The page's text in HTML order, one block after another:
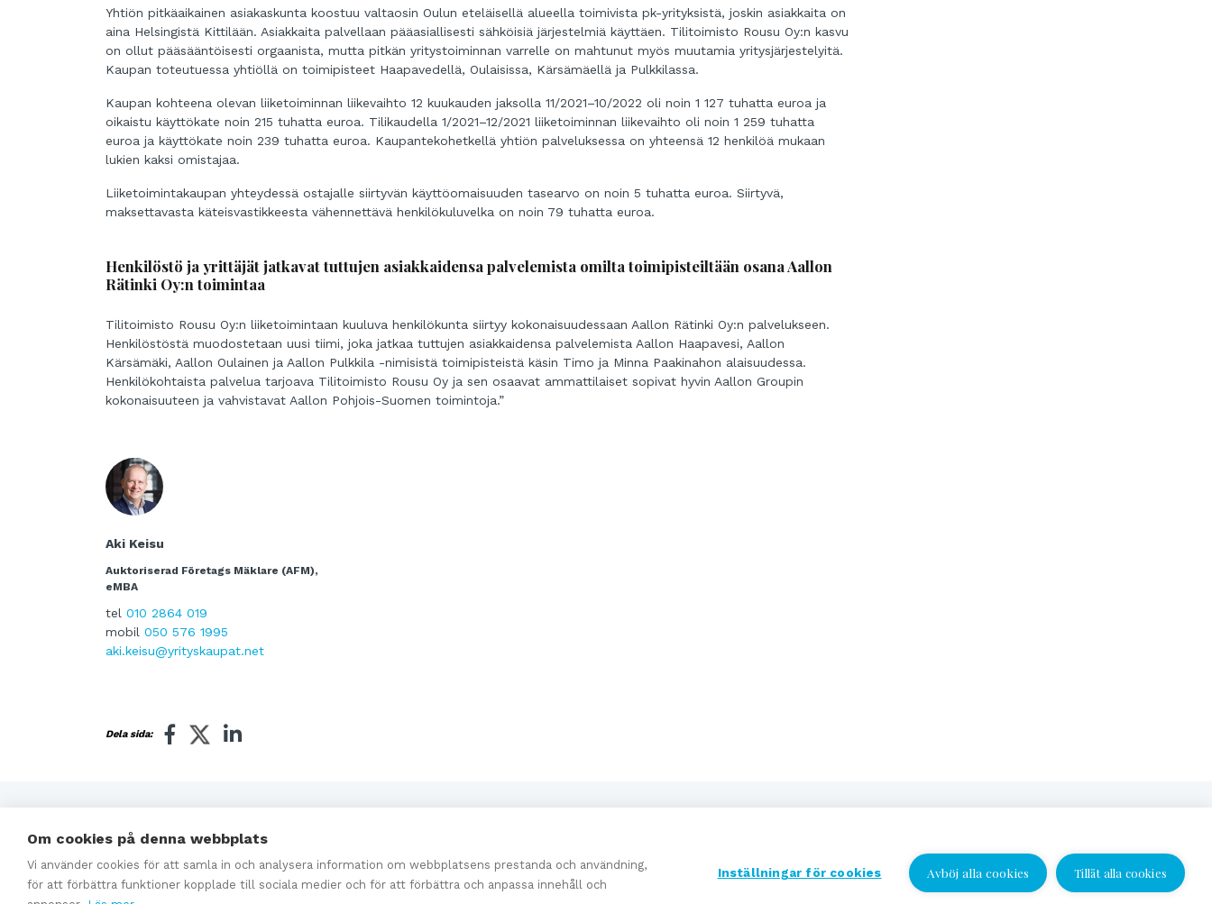
Yhtiön pitkäaikainen asiakaskunta koostuu valtaosin Oulun eteläisellä alueella toimivista pk-yrityksistä, joskin asiakkaita on
aina Helsingistä Kittilään. Asiakkaita palvellaan pääasiallisesti sähköisiä järjestelmiä käyttäen. Tilitoimisto Rousu Oy:n kasvu
on ollut pääsääntöisesti orgaanista, mutta pitkän yritystoiminnan varrelle on mahtunut myös muutamia yritysjärjestelyitä.
Kaupan toteutuessa yhtiöllä on toimipisteet Haapavedellä, Oulaisissa, Kärsämäellä ja Pulkkilassa.
Kaupan kohteena olevan liiketoiminnan liikevaihto 12 kuukauden jaksolla 11/2021–10/2022 oli noin 1 127 tuhatta euroa ja
oikaistu käyttökate noin 215 tuhatta euroa. Tilikaudella 1/2021–12/2021 liiketoiminnan liikevaihto oli noin 1 259 tuhatta
euroa ja käyttökate noin 239 tuhatta euroa. Kaupantekohetkellä yhtiön palveluksessa on yhteensä 12 henkilöä mukaan
lukien kaksi omistajaa.
Liiketoimintakaupan yhteydessä ostajalle siirtyvän käyttöomaisuuden tasearvo on noin 5 tuhatta euroa. Siirtyvä,
maksettavasta käteisvastikkeesta vähennettävä henkilökuluvelka on noin 79 tuhatta euroa.
Henkilöstö ja yrittäjät jatkavat tuttujen asiakkaidensa palvelemista omilta toimipisteiltään osana Aallon
Rätinki Oy:n toimintaa
Tilitoimisto Rousu Oy:n liiketoimintaan kuuluva henkilökunta siirtyy kokonaisuudessaan Aallon Rätinki Oy:n palvelukseen.
Henkilöstöstä muodostetaan uusi tiimi, joka jatkaa tuttujen asiakkaidensa palvelemista Aallon Haapavesi, Aallon
Kärsämäki, Aallon Oulainen ja Aallon Pulkkila -nimisistä toimipisteistä käsin Timo ja Minna Paakinahon alaisuudessa.
Henkilökohtaista palvelua tarjoava Tilitoimisto Rousu Oy ja sen osaavat ammattilaiset sopivat hyvin Aallon Groupin
kokonaisuuteen ja vahvistavat Aallon Pohjois-Suomen toimintoja.”
Aki Keisu
Auktoriserad Företags Mäklare (AFM),
eMBA
tel 010 2864 019
mobil 050 576 1995
aki.keisu@yrityskaupat.net
Dela sida:
Instruktioner för företagsaffärer Experttjänster
Om cookies på denna webbplats
Vi använder cookies för att samla in och analysera information om webbplatsens prestanda och användning,
för att förbättra funktioner kopplade till sociala medier och för att förbättra och anpassa innehåll och
Inställningar för cookies Avböj alla cookies Tillåt alla cookies